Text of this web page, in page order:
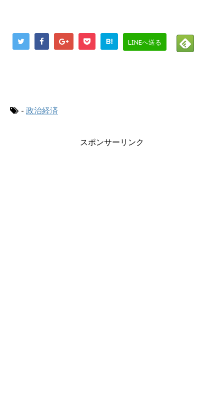
B! LINEへ送る
- 政治経済
スポンサーリンク